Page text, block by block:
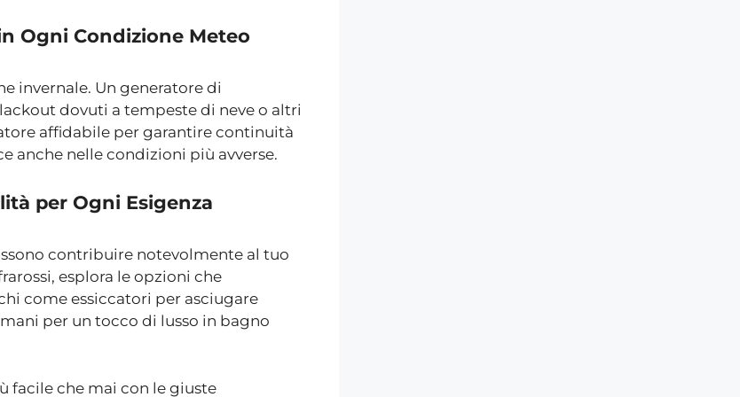
Ogni Condizione Meteo
invernale. Un generatore di
dovuti a tempeste di neve o altri
affidabile per garantire continuità
anche nelle condizioni più avverse.
per Ogni Esigenza
contribuire notevolmente al tuo
esplora le opzioni che
come essiccatori per asciugare
per un tocco di lusso in bagno
facile che mai con le giuste